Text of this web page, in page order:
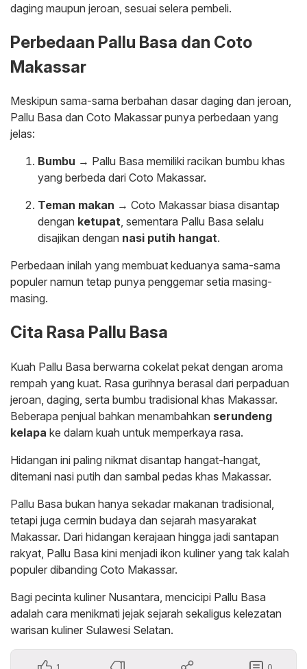
daging maupun jeroan, sesuai selera pembeli.
Perbedaan Pallu Basa dan Coto
Makassar
Meskipun sama-sama berbahan dasar daging dan jeroan,
Pallu Basa dan Coto Makassar punya perbedaan yang
jelas:
Bumbu → Pallu Basa memiliki racikan bumbu khas
yang berbeda dari Coto Makassar.
Teman makan → Coto Makassar biasa disantap
dengan ketupat, sementara Pallu Basa selalu
disajikan dengan nasi putih hangat.
Perbedaan inilah yang membuat keduanya sama-sama
populer namun tetap punya penggemar setia masing-
masing.
Cita Rasa Pallu Basa
Kuah Pallu Basa berwarna cokelat pekat dengan aroma
rempah yang kuat. Rasa gurihnya berasal dari perpaduan
jeroan, daging, serta bumbu tradisional khas Makassar.
Beberapa penjual bahkan menambahkan serundeng
kelapa ke dalam kuah untuk memperkaya rasa.
Hidangan ini paling nikmat disantap hangat-hangat,
ditemani nasi putih dan sambal pedas khas Makassar.
Pallu Basa bukan hanya sekadar makanan tradisional,
tetapi juga cermin budaya dan sejarah masyarakat
Makassar. Dari hidangan kerajaan hingga jadi santapan
rakyat, Pallu Basa kini menjadi ikon kuliner yang tak kalah
populer dibanding Coto Makassar.
Bagi pecinta kuliner Nusantara, mencicipi Pallu Basa
adalah cara menikmati jejak sejarah sekaligus kelezatan
warisan kuliner Sulawesi Selatan.